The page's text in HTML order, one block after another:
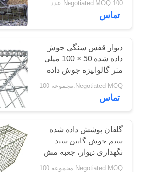
تماس
بگیرید
اخبار
درخواست
قیمت
نقشه
سایت
شن و ماسه
شده
112
Negotiated MOQ:100 عدد
تماس
دیوار قفس سنگی جوش
داده شده 50 × 100 میلی
متر گالوانیزه جوش داده
شده
Negotiated MOQ:مجموعه 100
تماس
گلفان پوشش داده شده
سیم جوش گابین سبد
نگهداری دیوار، جعبه مش
سیم گابون
Negotiated MOQ:مجموعه 100